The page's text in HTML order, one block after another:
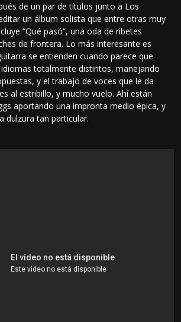
de un par de títulos junto a Los
un álbum solista que entre otras muy
“Qué pasó”, una oda de ribetes
de frontera. Lo más interesante es
se entienden cuando parece que
totalmente distintos, manejando
y el trabajo de voces que le da
al estribillo, y mucho vuelo. Ahí están
aportando una impronta medio épica, y
dulzura tan particular.